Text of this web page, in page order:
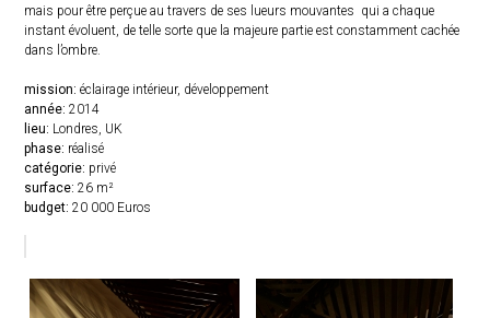
mais pour être perçue au travers de ses lueurs mouvantes qui a chaque
instant évoluent, de telle sorte que la majeure partie est constamment cachée
dans l’ombre.
mission: éclairage intérieur, développement
année:2014
lieu: Londres, UK
phase: réalisé
catégorie: privé
surface: 26 m²
budget: 20 000 Euros